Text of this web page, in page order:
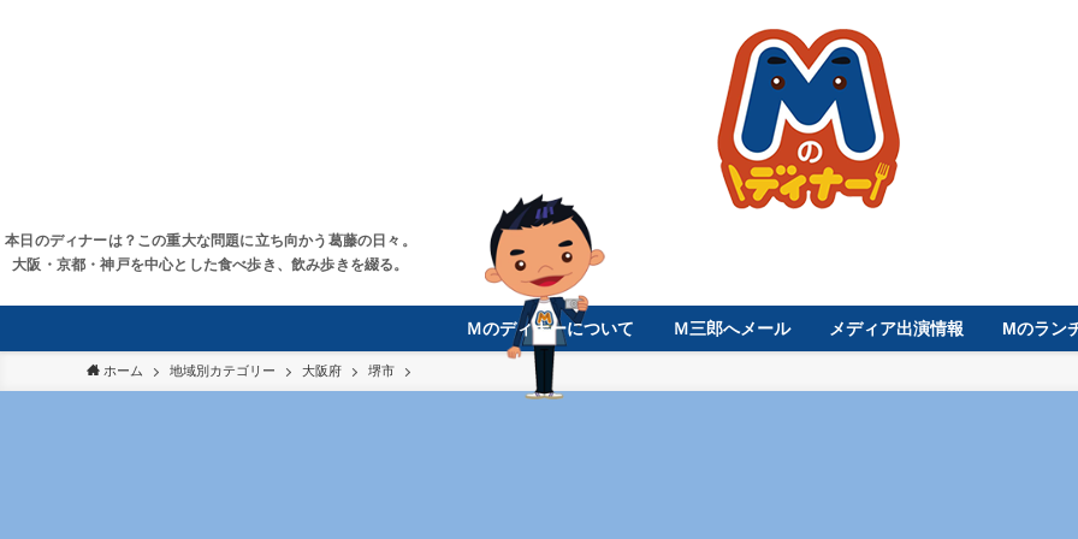
本日のディナーは？この重大な問題に立ち向かう葛藤の日々。
大阪・京都・神戸を中心とした食べ歩き、飲み歩きを綴る。
Ｍのディナーについて Ｍ三郎へメール メディア出演情報 Mのラン
ホーム 地域別カテゴリー 大阪府 堺市